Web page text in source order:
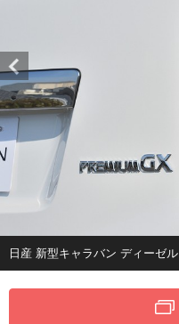
日産 新型キャラバン ディーゼル